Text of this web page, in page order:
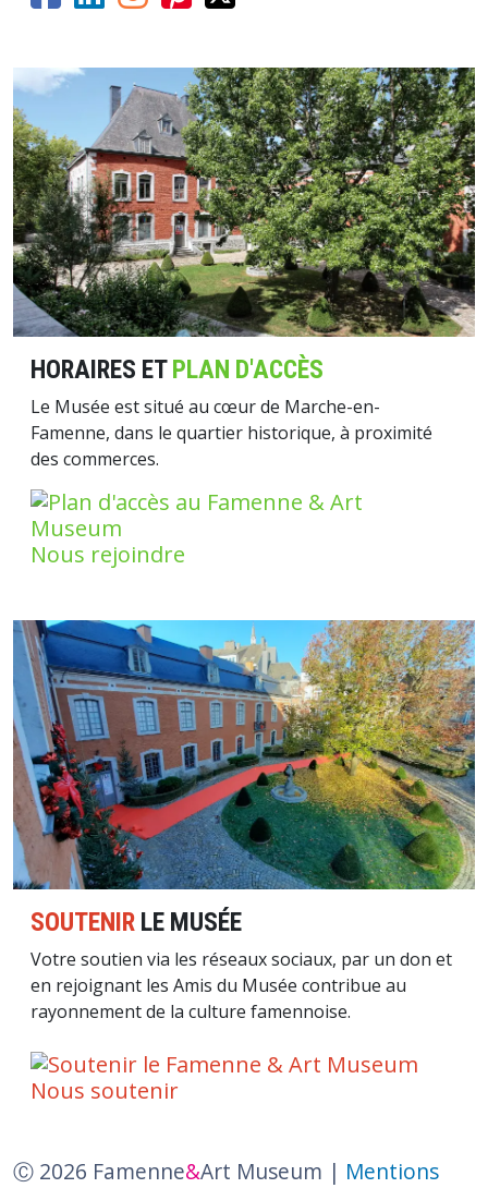
Image
HORAIRES ETPLAN D'ACCÈS
Le Musée est situé au cœur de Marche-en-
Famenne, dans le quartier historique, à proximité
des commerces.
Nous rejoindre
Image
SOUTENIR LE MUSÉE
Votre soutien via les réseaux sociaux, par un don et
en rejoignant les Amis du Musée contribue au
rayonnement de la culture famennoise.
Nous soutenir
Ⓒ 2026 Famenne&Art Museum | Mentions